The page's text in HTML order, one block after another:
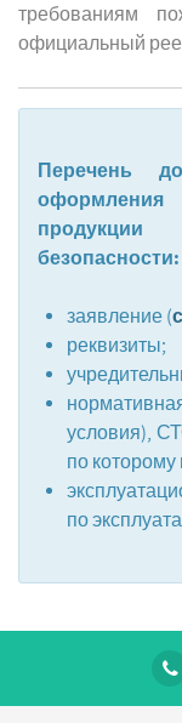
требованиям
официальный
Перечень
безопасности:
заявление (
реквизиты;
условия),
по которому
по